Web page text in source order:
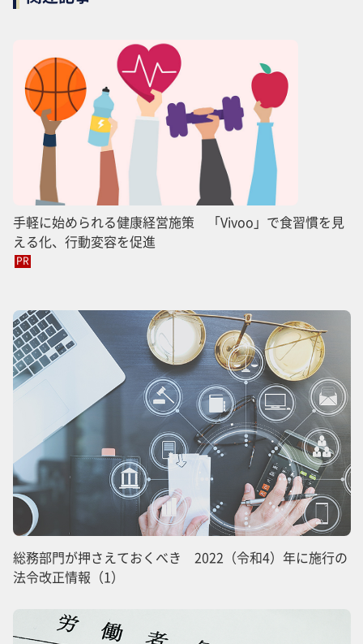
手軽に始められる健康経営施策 「Vivoo」で食習慣を見
える化、行動変容を促進
PR
総務部門が押さえておくべき 2022（令和4）年に施行の
法令改正情報（1）